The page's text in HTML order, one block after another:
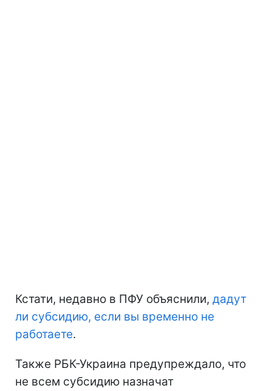
Кстати, недавно в ПФУ объяснили, дадут
ли субсидию, если вы временно не
работаете.
Также РБК-Украина предупреждало, что
не всем субсидию назначат